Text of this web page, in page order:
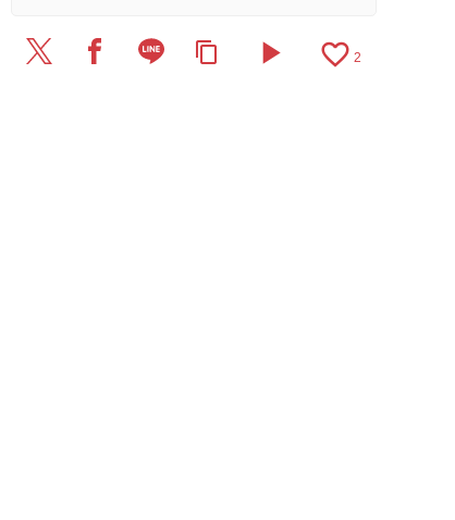
2025/11/12：1本のレビューを追加・更新。
2025/10/21：15本のレビューを追加・更新して、
content_copy play_arrow favorite_border 2